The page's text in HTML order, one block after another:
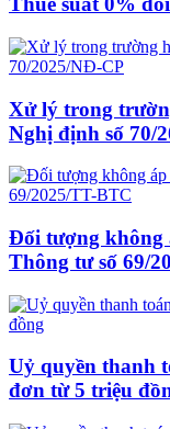
Xử lý trong
Nghị định số 70/
Đối tượng không
Thông tư số 69/
Uỷ quyền thanh
đơn từ 5 triệu